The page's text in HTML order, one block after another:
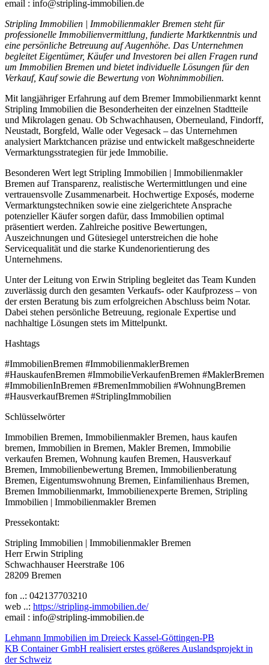
email : info@stripling-immobilien.de
Stripling Immobilien | Immobilienmakler Bremen steht für
professionelle Immobilienvermittlung, fundierte Marktkenntnis und
eine persönliche Betreuung auf Augenhöhe. Das Unternehmen
begleitet Eigentümer, Käufer und Investoren bei allen Fragen rund
um Immobilien Bremen und bietet individuelle Lösungen für den
Verkauf, Kauf sowie die Bewertung von Wohnimmobilien.
Mit langjähriger Erfahrung auf dem Bremer Immobilienmarkt kennt
Stripling Immobilien die Besonderheiten der einzelnen Stadtteile
und Mikrolagen genau. Ob Schwachhausen, Oberneuland, Findorff,
Neustadt, Borgfeld, Walle oder Vegesack – das Unternehmen
analysiert Marktchancen präzise und entwickelt maßgeschneiderte
Vermarktungsstrategien für jede Immobilie.
Besonderen Wert legt Stripling Immobilien | Immobilienmakler
Bremen auf Transparenz, realistische Wertermittlungen und eine
vertrauensvolle Zusammenarbeit. Hochwertige Exposés, moderne
Vermarktungstechniken sowie eine zielgerichtete Ansprache
potenzieller Käufer sorgen dafür, dass Immobilien optimal
präsentiert werden. Zahlreiche positive Bewertungen,
Auszeichnungen und Gütesiegel unterstreichen die hohe
Servicequalität und die starke Kundenorientierung des
Unternehmens.
Unter der Leitung von Erwin Stripling begleitet das Team Kunden
zuverlässig durch den gesamten Verkaufs- oder Kaufprozess – von
der ersten Beratung bis zum erfolgreichen Abschluss beim Notar.
Dabei stehen persönliche Betreuung, regionale Expertise und
nachhaltige Lösungen stets im Mittelpunkt.
Hashtags
#ImmobilienBremen #ImmobilienmaklerBremen
#HauskaufenBremen #ImmobilieVerkaufenBremen #MaklerBremen
#ImmobilienInBremen #BremenImmobilien #WohnungBremen
#HausverkaufBremen #StriplingImmobilien
Schlüsselwörter
Immobilien Bremen, Immobilienmakler Bremen, haus kaufen
bremen, Immobilien in Bremen, Makler Bremen, Immobilie
verkaufen Bremen, Wohnung kaufen Bremen, Hausverkauf
Bremen, Immobilienbewertung Bremen, Immobilienberatung
Bremen, Eigentumswohnung Bremen, Einfamilienhaus Bremen,
Bremen Immobilienmarkt, Immobilienexperte Bremen, Stripling
Immobilien | Immobilienmakler Bremen
Pressekontakt:
Stripling Immobilien | Immobilienmakler Bremen
Herr Erwin Stripling
Schwachhauser Heerstraße 106
28209 Bremen
fon ..: 042137703210
web ..: https://stripling-immobilien.de/
email : info@stripling-immobilien.de
Beitragsnavigation
Lehmann Immobilien im Dreieck Kassel-Göttingen-PB
KB Container GmbH realisiert erstes größeres Auslandsprojekt in
der Schweiz